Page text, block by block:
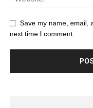
Save my name, email,
next time I comment.